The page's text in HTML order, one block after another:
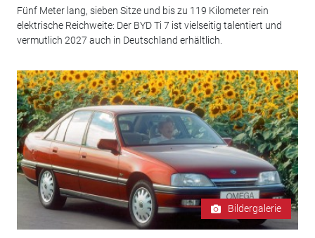
Fünf Meter lang, sieben Sitze und bis zu 119 Kilometer rein
elektrische Reichweite: Der BYD Ti 7 ist vielseitig talentiert und
vermutlich 2027 auch in Deutschland erhältlich.
Bildergalerie